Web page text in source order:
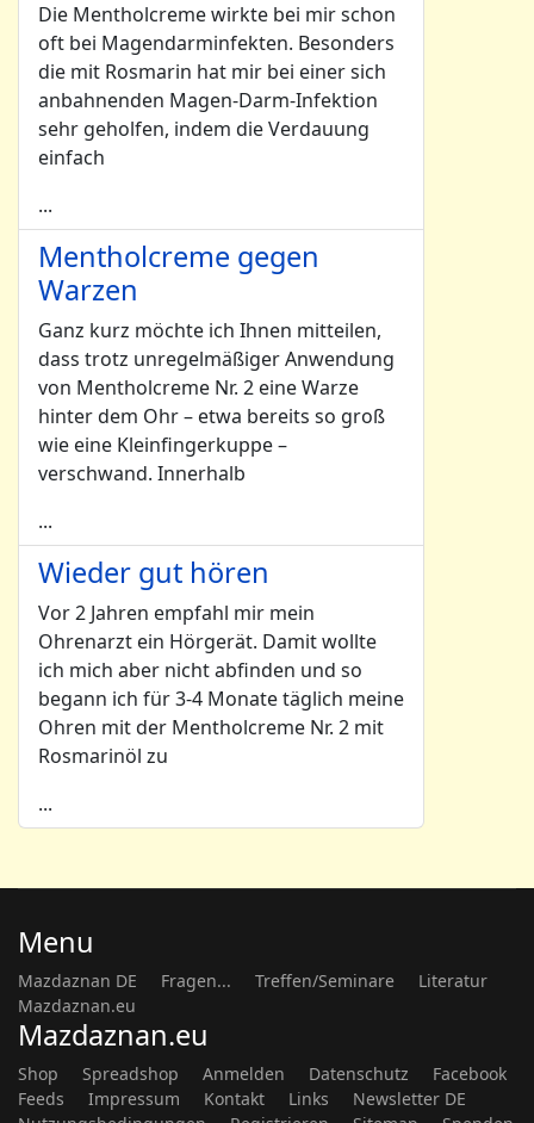
Die Mentholcreme wirkte bei mir schon
oft bei Magendarminfekten. Besonders
die mit Rosmarin hat mir bei einer sich
anbahnenden Magen-Darm-Infektion
sehr geholfen, indem die Verdauung
einfach
...
Mentholcreme gegen
Warzen
Ganz kurz möchte ich Ihnen mitteilen,
dass trotz unregelmäßiger Anwendung
von Mentholcreme Nr. 2 eine Warze
hinter dem Ohr – etwa bereits so groß
wie eine Kleinfingerkuppe –
verschwand. Innerhalb
...
Wieder gut hören
Vor 2 Jahren empfahl mir mein
Ohrenarzt ein Hörgerät. Damit wollte
ich mich aber nicht abfinden und so
begann ich für 3-4 Monate täglich meine
Ohren mit der Mentholcreme Nr. 2 mit
Rosmarinöl zu
...
Menu
Mazdaznan DE Fragen... Treffen/Seminare
Literatur
Mazdaznan.eu
Mazdaznan.eu
Shop Spreadshop Anmelden Datenschutz
Facebook
Feeds
Impressum Kontakt Links
Newsletter DE